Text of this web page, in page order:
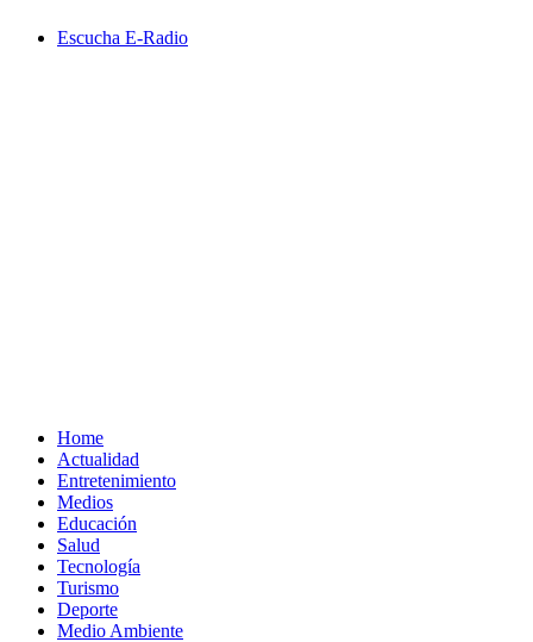
Escucha E-Radio
Home
Actualidad
Entretenimiento
Medios
Educación
Salud
Tecnología
Turismo
Deporte
Medio Ambiente